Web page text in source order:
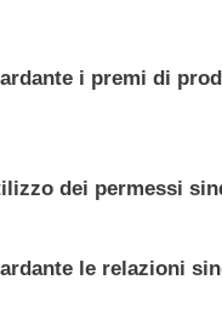
i premi di
dei permessi
le relazioni